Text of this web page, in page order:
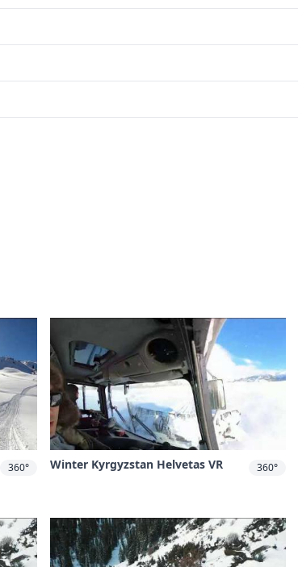
360° Winter Kyrgyzstan Helvetas VR 360°